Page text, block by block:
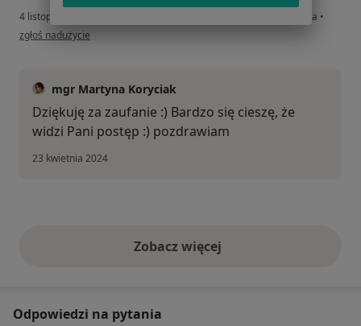
4 listopada 2022 psychoterapia indywidualna •
w opinii użytkownika E.K.
zgłoś nadużycie
mgr Martyna Koryciak
Dziękuję za zaufanie :) Bardzo się cieszę, że
widzi Pani postęp :) pozdrawiam
23 kwietnia 2024
Zobacz więcejopinie powyżej
Odpowiedzi na pytania